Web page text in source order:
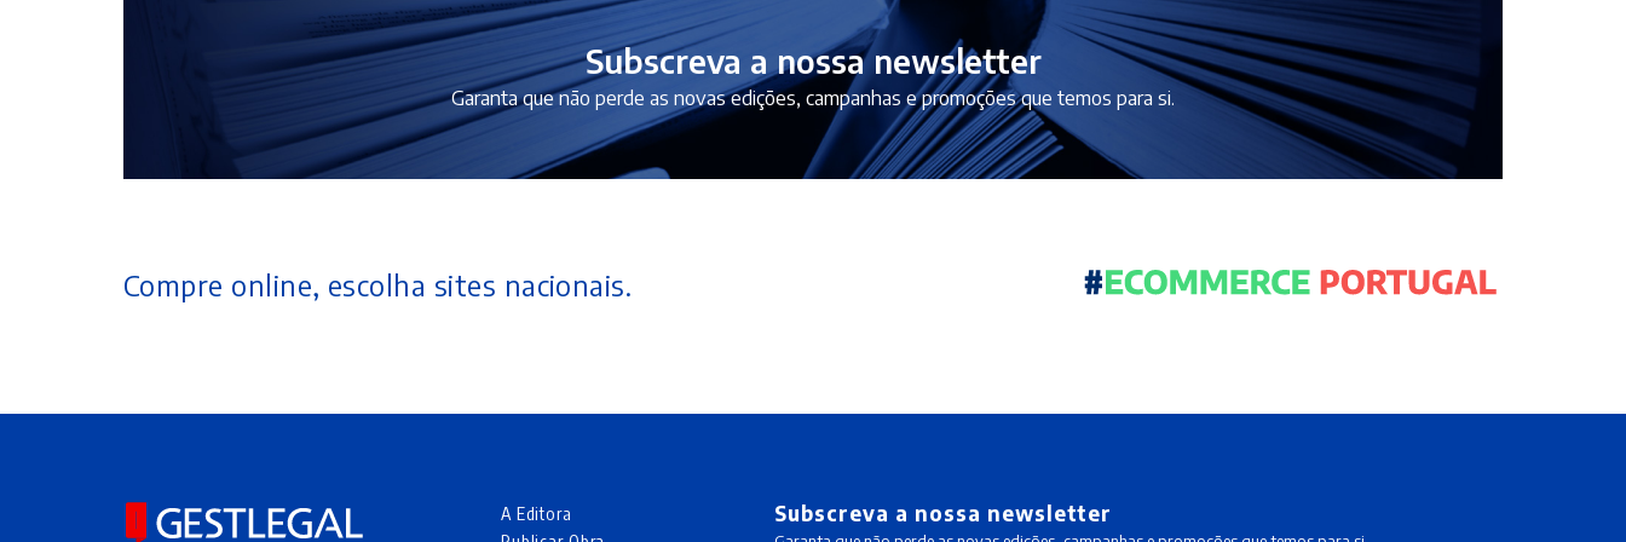
Subscreva a nossa newsletter
Garanta que não perde as novas edições, campanhas e promoções que temos para si.
Compre online, escolha sites nacionais.
A Editora
Subscreva a nossa newsletter